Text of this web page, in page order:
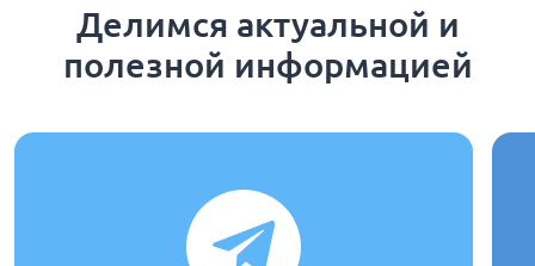
Делимся актуальной и
полезной информацией